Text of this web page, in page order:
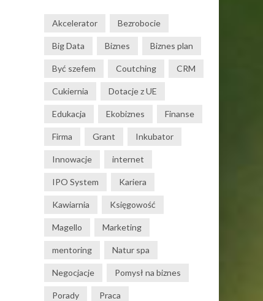
Akcelerator Bezrobocie
Big Data Biznes Biznes plan
Być szefem Coutching CRM
Cukiernia Dotacje z UE
Edukacja Ekobiznes Finanse
Firma Grant Inkubator
Innowacje internet
IPO System Kariera
Kawiarnia Księgowość
Magello Marketing
mentoring Natur spa
Negocjacje Pomysł na biznes
Porady Praca